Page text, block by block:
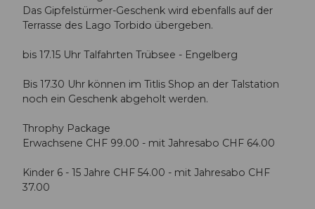
Das Gipfelstürmer-Geschenk wird ebenfalls auf der
Terrasse des Lago Torbido übergeben.
bis 17.15 Uhr Talfahrten Trübsee - Engelberg
Bis 17.30 Uhr können im Titlis Shop an der Talstation
noch ein Geschenk abgeholt werden.
Throphy Package
Erwachsene CHF 99.00 - mit Jahresabo CHF 64.00
Kinder 6 - 15 Jahre CHF 54.00 - mit Jahresabo CHF
37.00